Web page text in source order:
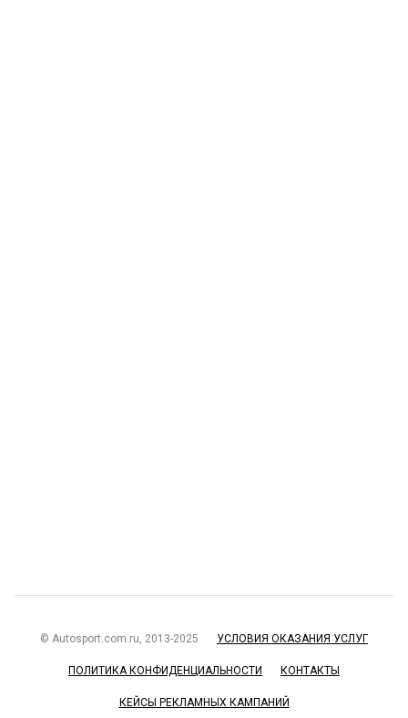
© Autosport.com.ru, 2013-2025 УСЛОВИЯ ОКАЗАНИЯ УСЛУГ
ПОЛИТИКА КОНФИДЕНЦИАЛЬНОСТИ КОНТАКТЫ
КЕЙСЫ РЕКЛАМНЫХ КАМПАНИЙ